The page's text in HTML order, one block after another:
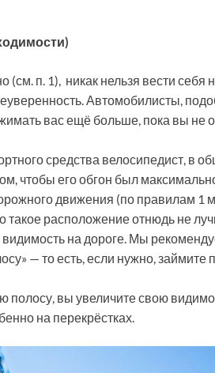
(см. п. 1), никак нельзя вести себя
Автомобилисты,
вас ещё больше, пока вы не
средства велосипедист, в
чтобы его обгон был
движения (по правилам 1
такое расположение отнюдь не
на дороге. Мы
— то есть, если нужно,
вы увеличите свою
на перекрёстках.